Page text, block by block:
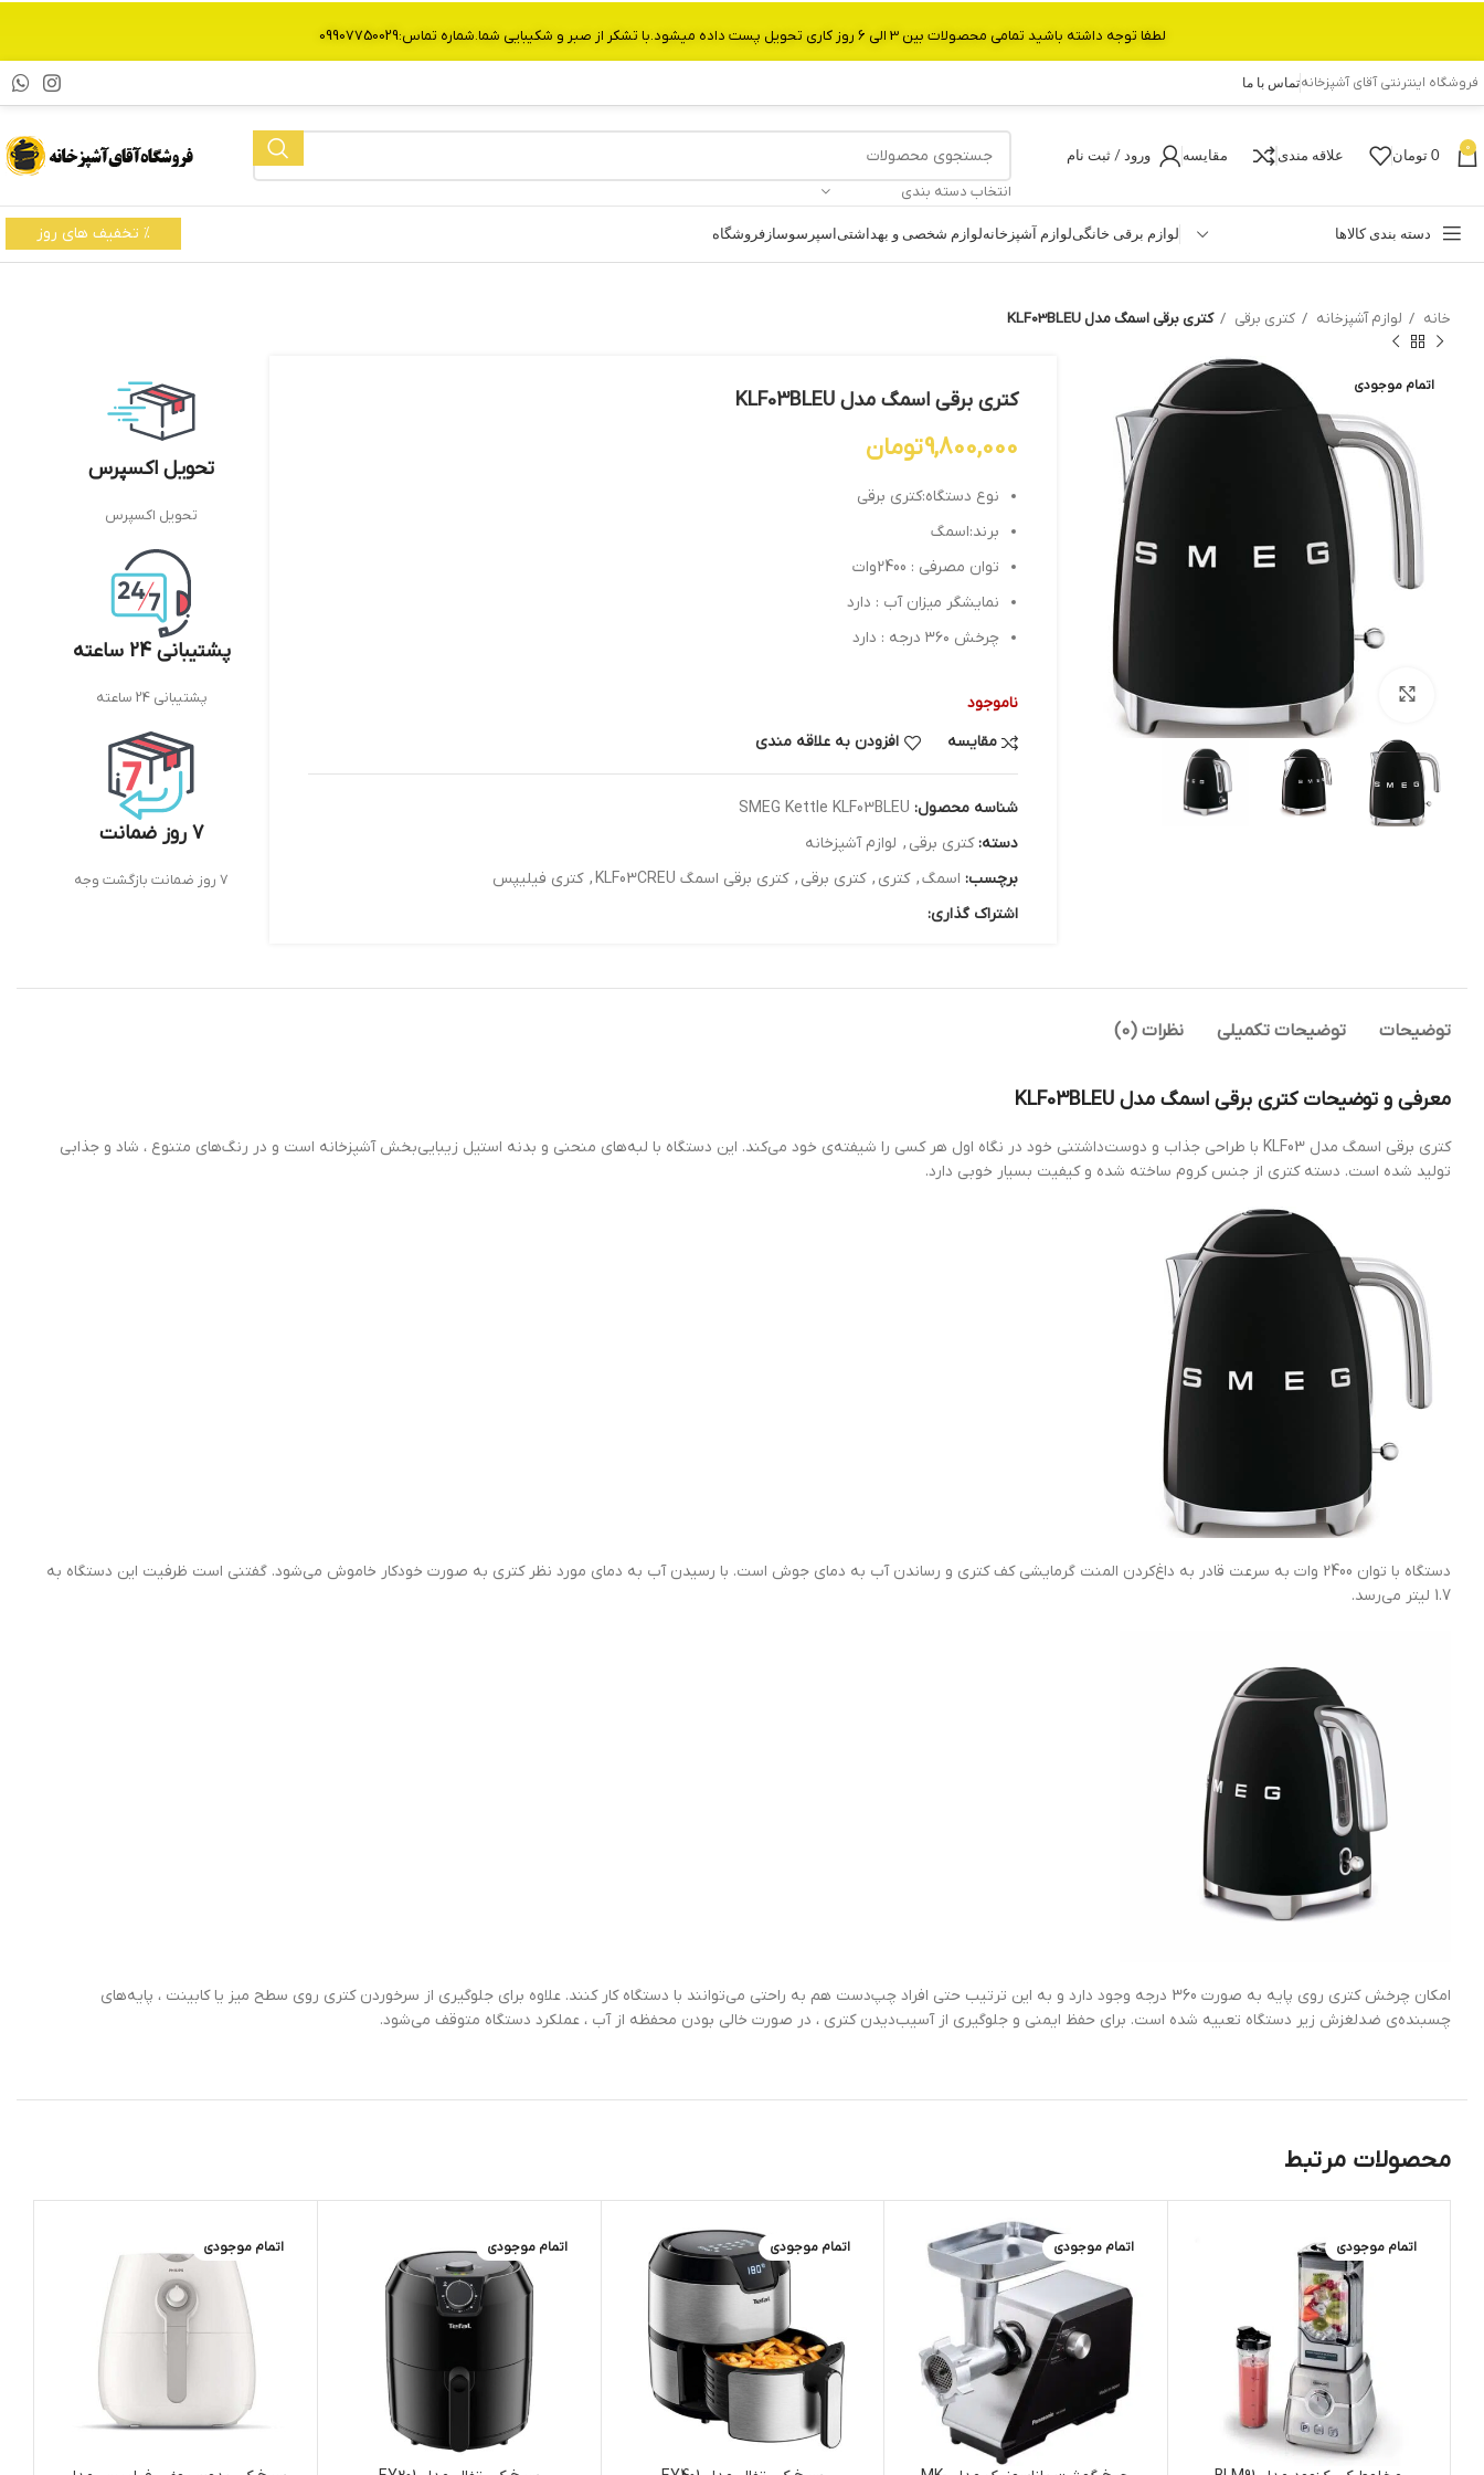
فروشگاه اینترنتی آقای آشپزخانهتماس با ما
0
0 تومان علاقه مندی مقایسه ورود / ثبت نام
انتخاب دسته بندی
دسته بندی کالاها لوازم برقی خانگیلوازم آشپزخانهلوازم شخصی و بهداشتی اسپرسوساز فروشگاه % تخفیف های روز
خانه لوازم آشپزخانه کتری برقی کتری برقی اسمگ مدل KLF03BLEU
اتمام موجودی
بزرگنمایی تصویر
کتری برقی اسمگ مدل KLF03BLEU
9,800,000تومان
نوع دستگاه:کتری برقی
برند:اسمگ
توان مصرفی : 2400وات
نمایشگر میزان آب : دارد
چرخش ۳۶۰ درجه : دارد
ناموجود
مقایسه
افزودن به علاقه مندی
شناسه محصول: SMEG Kettle KLF03BLEU
دسته: کتری برقی , لوازم آشپزخانه
برچسب: اسمگ, کتری , کتری برقی , کتری برقی اسمگ KLF03CREU , کتری فیلیپس
اشتراک گذاری:
تحویل اکسپرس
تحویل اکسپرس
پشتیبانی 24 ساعته
پشتیبانی 24 ساعته
7 روز ضمانت
7 روز ضمانت بازگشت وجه
توضیحات توضیحات تکمیلی نظرات (0)
معرفی و توضیحات کتری برقی اسمگ مدل KLF03BLEU
کتری برقی اسمگ مدل KLF03 با طراحی جذاب و دوست‌داشتنی خود در نگاه اول هر کسی را شیفته‌ی خود می‌کند. این دستگاه با لبه‌های منحنی و بدنه‌ استیل زیبایی‌بخش آشپزخانه است و در رنگ‌های متنوع ، شاد و جذابی
تولید شده است. دسته‌ کتری از جنس کروم ساخته شده و کیفیت بسیار خوبی دارد.
دستگاه با توان 2400 وات به سرعت قادر به داغ‌کردن المنت گرمایشی کف کتری و رساندن آب به دمای جوش است. با رسیدن آب به دمای مورد نظر کتری به‌ صورت خودکار خاموش می‌شود. گفتنی است ظرفیت این دستگاه به
1.7 لیتر می‌رسد.
امکان چرخش کتری روی پایه به صورت 360 درجه وجود دارد و به این ترتیب حتی افراد چپ‌دست هم به راحتی می‌توانند با دستگاه کار کنند. علاوه برای جلوگیری از سرخوردن کتری روی سطح میز یا کابینت ، پایه‌های
چسبنده‌ی ضدلغزش زیر دستگاه تعبیه شده است. برای حفظ ایمنی و جلوگیری از آسیب‌دیدن کتری ، در صورت خالی‌ بودن محفظه از آب ، عملکرد دستگاه متوقف می‌شود.
محصولات مرتبط
اتمام موجودی اتمام موجودی اتمام موجودی اتمام موجودی اتمام موجودی
لطفا توجه داشته باشید تمامی محصولات بین 3 الی 6 روز کاری تحویل پست داده میشود.با تشکر از صبر و شکیبایی شما.شماره تماس:09907750029